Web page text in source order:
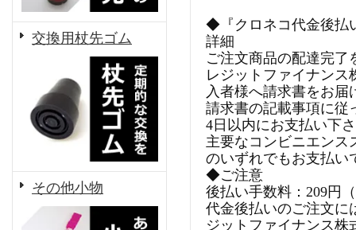
交換用杖先ゴム
その他小物
◆『クロネコ代金後払
詳細
ご注文商品の配達完了
レジットファイナンス
入者様へ請求書をお届
請求書の記載事項に従
4日以内にお支払い下
主要なコンビニエンス
のいずれでもお支払い
◆ご注意
後払い手数料：209円
代金後払いのご注文に
ジットファイナンス株